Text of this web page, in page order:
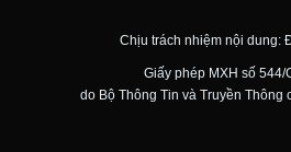
Chịu trách nhiệm nội dung:
Giấy phép MXH số 544/
do Bộ Thông Tin và Truyền Thông